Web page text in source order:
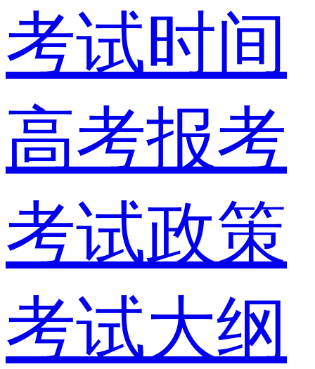
考试时间
高考报考
考试政策
考试大纲